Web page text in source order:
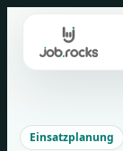
content
Einsatzplanung